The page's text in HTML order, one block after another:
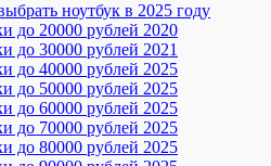
ноутбук в 2025 году
до 20000 рублей 2020
до 30000 рублей 2021
до 40000 рублей 2025
до 50000 рублей 2025
до 60000 рублей 2025
до 70000 рублей 2025
до 80000 рублей 2025